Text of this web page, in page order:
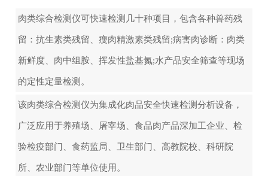
肉类综合检测仪可快速检测几十种项目，包含各种兽药残
留：抗生素类残留、瘦肉精激素类残留;病害肉诊断：肉类
新鲜度、肉中组胺、挥发性盐基氮;水产品安全筛查等现场
的定性定量检测。
该肉类综合检测仪为集成化肉品安全快速检测分析设备，
广泛应用于养殖场、屠宰场、食品肉产品深加工企业、检
验检疫部门、食药监局、卫生部门、高教院校、科研院
所、农业部门等单位使用。